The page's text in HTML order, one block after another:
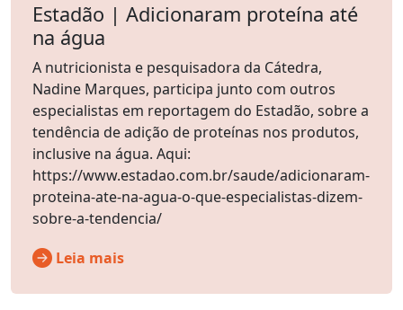
Estadão | Adicionaram proteína até
na água
A nutricionista e pesquisadora da Cátedra,
Nadine Marques, participa junto com outros
especialistas em reportagem do Estadão, sobre a
tendência de adição de proteínas nos produtos,
inclusive na água. Aqui:
https://www.estadao.com.br/saude/adicionaram-
proteina-ate-na-agua-o-que-especialistas-dizem-
sobre-a-tendencia/
Leia mais